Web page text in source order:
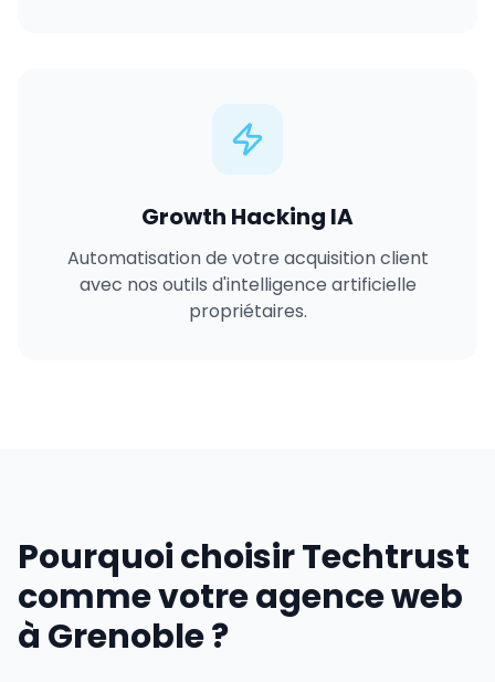
Growth Hacking IA
Automatisation de votre acquisition client
avec nos outils d'intelligence artificielle
propriétaires.
Pourquoi choisir Techtrust
comme votre agence web
à Grenoble ?